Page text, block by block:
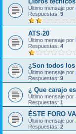
Último mensaje por
Respuestas: 9
ATS-20
Último mensaje por
Respuestas: 4
¿Son todos
Último mensaje por
Respuestas: 9
¿ Que carajo
Último mensaje por
Respuestas: 1
ÉSTE FORO
Último mensaje por
Respuestas: 2